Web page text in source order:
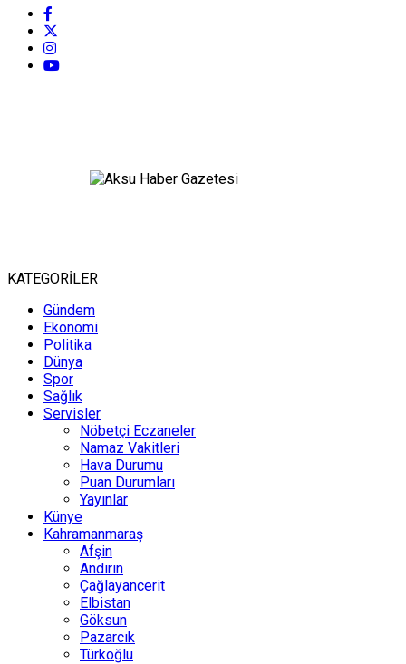
KATEGORİLER
Gündem
Ekonomi
Politika
Dünya
Spor
Sağlık
Servisler
Nöbetçi Eczaneler
Namaz Vakitleri
Hava Durumu
Puan Durumları
Yayınlar
Künye
Kahramanmaraş
Afşin
Andırın
Çağlayancerit
Elbistan
Göksun
Pazarcık
Türkoğlu